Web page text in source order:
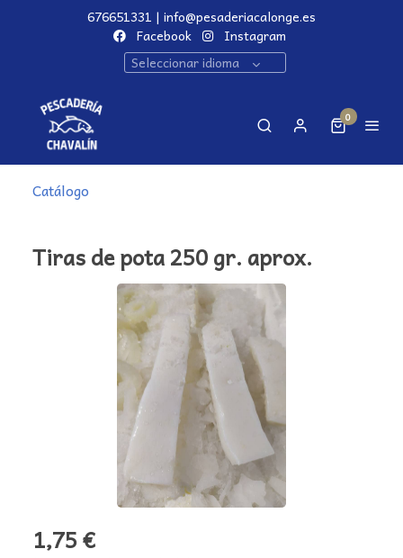
676651331 | info@pesaderiacalonge.es
Facebook
Instagram
Seleccionar idioma
0
Catálogo
Tiras de pota 250 gr. aprox.
1,75 €